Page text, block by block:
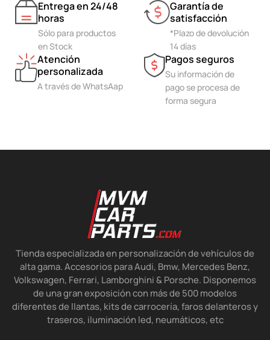
Entrega en 24/48
horas
Sólo para productos
en Stock
Garantía de
satisfacción
*Plazo de devolución
14 días
Atención
personalizada
A través de WhatsAap
Pagos seguros
Su información de
pago se procesa de
forma segura
Tienda especializada en personalización de vehículos de
alta gama. Accesorios para Audi, Bmw, Mercedes Benz,
Volkswagen, Ferrari, Lamborghini & Porsche. Disponemos
de una gran exposición con más de 500 modelos
diferentes de llantas, kits de carrocería, faros delanteros y
traseros, iluminación led, neumáticos, etc